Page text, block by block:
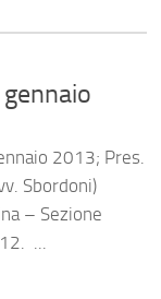
2013; Pres.
Sbordoni)
– Sezione
...